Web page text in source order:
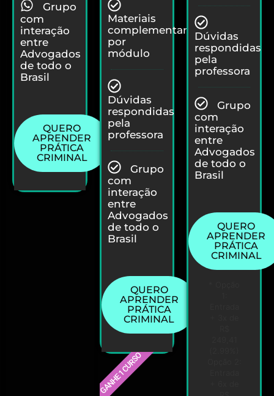
Grupo
com
interação
entre
Advogados
de todo o
Brasil
QUERO
APRENDER
PRÁTICA
CRIMINAL
Materiais
complementares
por
módulo
Dúvidas
respondidas
pela
professora
Grupo
com
interação
entre
Advogados
de todo o
Brasil
QUERO
APRENDER
PRÁTICA
CRIMINAL
GANHE 1 CURSO
Dúvidas
respondidas
pela
professora
Grupo
com
interação
entre
Advogados
de todo o
Brasil
QUERO
APRENDER
PRÁTICA
CRIMINAL